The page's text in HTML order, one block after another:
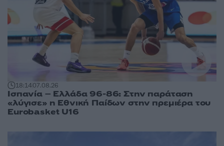
18:1407.08.26
Ισπανία – Ελλάδα 96-86: Στην παράταση
«λύγισε» η Εθνική Παίδων στην πρεμιέρα του
Eurobasket U16